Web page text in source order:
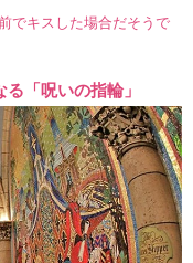
でキスした場合だそうで
「呪いの指輪」